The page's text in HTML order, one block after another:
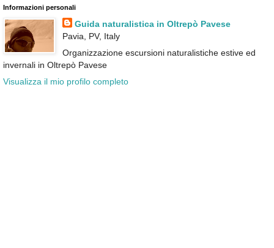
Informazioni personali
Guida naturalistica in Oltrepò Pavese
Pavia, PV, Italy
Organizzazione escursioni naturalistiche estive ed
invernali in Oltrepò Pavese
Visualizza il mio profilo completo